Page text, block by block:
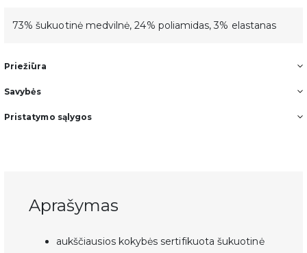
73% šukuotinė medvilnė, 24% poliamidas, 3% elastanas
Priežiūra
Savybės
Pristatymo sąlygos
Aprašymas
aukščiausios kokybės sertifikuota šukuotinė